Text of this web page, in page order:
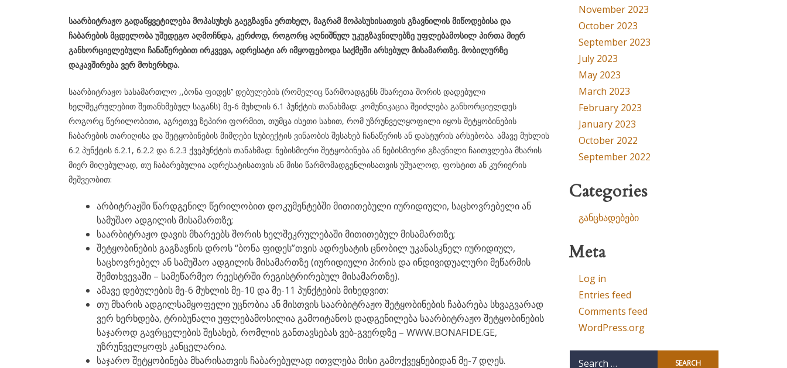
საარბიტრაჟო გადაწყვეტილება მოპასუხეს გაეგზავნა ერთხელ, მაგრამ მოპასუხისათვის გზავნილის მიწოდებისა და
ჩაბარების მცდელობა უშედეგო აღმოჩნდა, კერძოდ, როგორც აღნიშნულ უკუგზავნილებზე უფლებამოსილ პირთა მიერ
განხორციელებული ჩანაწერებით ირკვევა, ადრესატი არ იმყოფებოდა საქმეში არსებულ მისამართზე. მობილურზე
დაკავშირება ვერ მოხერხდა.
საარბიტრაჟო სასამართლო ,,ბონა ფიდეს’’ დებულების (რომელიც წარმოადგენს მხარეთა შორის დადებული
ხელშეკრულებით შეთანხმებულ საგანს) მე-6 მუხლის 6.1 პუნქტის თანახმად: კომუნიკაცია შეიძლება განხორციელდეს
როგორც წერილობითი, აგრეთვე ზეპირი ფორმით, თუმცა ისეთი სახით, რომ უზრუნველყოფილი იყოს შეტყობინების
ჩაბარების თარიღისა და შეტყობინების მიმღები სუბიექტის ვინაობის შესახებ ჩანაწერის ან დასტურის არსებობა. ამავე მუხლის
6.2 პუნქტის 6.2.1, 6.2.2 და 6.2.3 ქვეპუნქტის თანახმად: ნებისმიერი შეტყობინება ან ნებისმიერი გზავნილი ჩაითვლება მხარის
მიერ მიღებულად, თუ ჩაბარებულია ადრესატისათვის ან მისი წარმომადგენლისათვის უშუალოდ, ფოსტით ან კურიერის
მეშვეობით:
არბიტრაჟში წარდგენილ წერილობით დოკუმენტებში მითითებული იურიდიული, საცხოვრებელი ან
სამუშაო ადგილის მისამართზე;
საარბიტრაჟო დავის მხარეებს შორის ხელშეკრულებაში მითითებულ მისამართზე;
შეტყობინების გაგზავნის დროს “ბონა ფიდეს”თვის ადრესატის ცნობილ უკანასკნელ იურიდიულ,
საცხოვრებელ ან სამუშაო ადგილის მისამართზე (იურიდიული პირის და ინდივიდუალური მეწარმის
შემთხვევაში – სამეწარმეო რეესტრში რეგისტრირებულ მისამართზე).
ამავე დებულების მე-6 მუხლის მე-10 და მე-11 პუნქტების მიხედვით:
თუ მხარის ადგილსამყოფელი უცნობია ან მისთვის საარბიტრაჟო შეტყობინების ჩაბარება სხვაგვარად
ვერ ხერხდება, ტრიბუნალი უფლებამოსილია გამოიტანოს დადგენილება საარბიტრაჟო შეტყობინების
საჯაროდ გავრცელების შესახებ, რომლის განთავსებას ვებ-გვერდზე – WWW.BONAFIDE.GE,
უზრუნველყოფს კანცელარია.
საჯარო შეტყობინება მხარისათვის ჩაბარებულად ითვლება მისი გამოქვეყნებიდან მე-7 დღეს.
November 2023
October 2023
September 2023
July 2023
May 2023
March 2023
February 2023
January 2023
October 2022
September 2022
Categories
განცხადებები
Meta
Log in
Entries feed
Comments feed
WordPress.org